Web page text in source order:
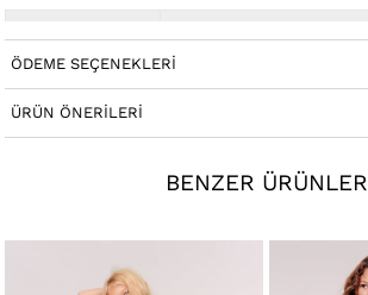
ÖDEME SEÇENEKLERI
ÜRÜN ÖNERILERI
BENZER ÜRÜNLER